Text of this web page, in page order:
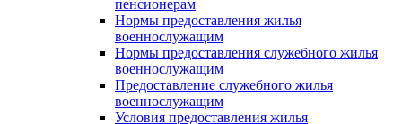
пенсионерам
Нормы предоставления жилья
военнослужащим
Нормы предоставления служебного жилья
военнослужащим
Предоставление служебного жилья
военнослужащим
Условия предоставления жилья